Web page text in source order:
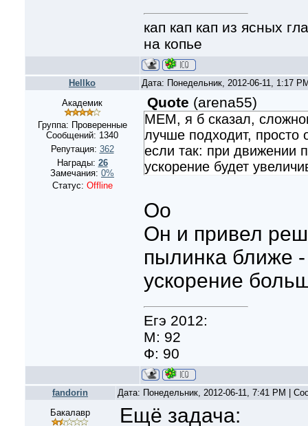
кап кап кап из ясных
на копье
Hellko
Дата: Понедельник, 2012-06-11, 1:17
Академик
Группа: Проверенные
Сообщений: 1340
Репутация: 362
Награды: 26
Замечания: 0%
Статус: Offline
Quote (arena55)
MEM, я б сказал,
лучше подходит, просто
если так: при движении
ускорение будет
Oo
Он и привел
пылинка ближе
ускорение
Егэ 2012:
М: 92
Ф: 90
fandorin
Дата: Понедельник, 2012-06-11, 7:41 PM |
Бакалавр
Ещё задача: